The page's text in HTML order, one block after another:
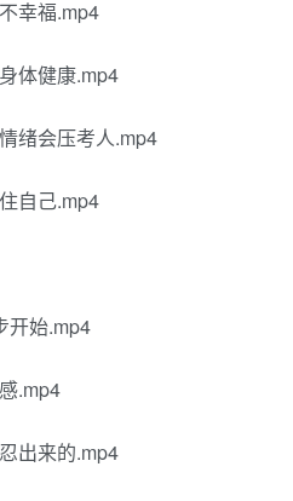
幸福.mp4
体健康.mp4
绪会压考人.mp4
自己.mp4
开始.mp4
.mp4
出来的.mp4